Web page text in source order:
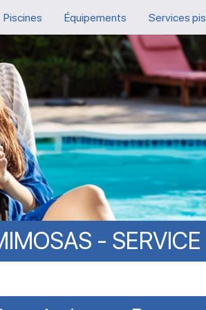
Piscines Équipements Services
- SERVICE